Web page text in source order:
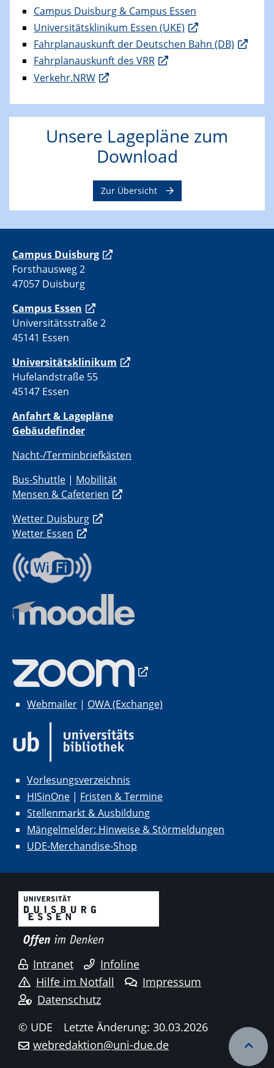
Campus Duisburg & Campus Essen
Universitätsklinikum Essen (UKE)
Fahrplanauskunft der Deutschen Bahn (DB)
Fahrplanauskunft des VRR
Verkehr.NRW
Unsere Lagepläne zum
Download
Zur Übersicht
Campus Duisburg
Forsthausweg 2
47057 Duisburg
Campus Essen
Universitätsstraße 2
45141 Essen
Universitätsklinikum
Hufelandstraße 55
45147 Essen
Anfahrt & Lagepläne
Gebäudefinder
Nacht-/Terminbriefkästen
Bus-Shuttle | Mobilität
Mensen & Cafeterien
Wetter Duisburg
Wetter Essen
Webmailer | OWA (Exchange)
Vorlesungsverzeichnis
HISinOne | Fristen & Termine
Stellenmarkt & Ausbildung
Mängelmelder: Hinweise & Störmeldungen
UDE-Merchandise-Shop
Intranet
Infoline
Hilfe im Notfall
Impressum
Datenschutz
© UDE
Letzte Änderung: 30.03.2026
webredaktion@uni-due.de